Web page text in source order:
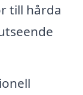
till hårda